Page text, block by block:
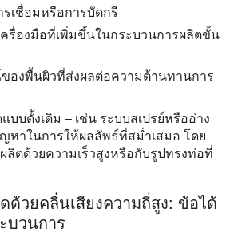
เชื่อมหรือการบัดกรี
รื่องมือที่เพิ่มขึ้นในกระบวนการผลิตขั้น
องพื้นผิวที่ส่งผลต่อความต้านทานการ
บดั้งเดิม – เช่น ระบบสเปรย์หรืออ่าง
หาในการให้ผลลัพธ์ที่สม่ำเสมอ โดย
ลิตด้วยความเร็วสูงหรือกับรูปทรงท่อที่
ด้วยคลื่นเสียงความถี่สูง: ข้อได้
บวนการ